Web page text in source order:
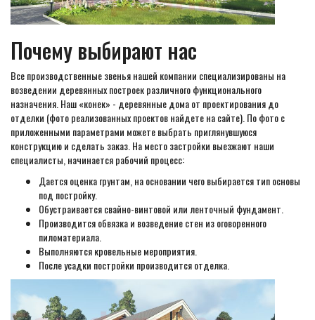
Почему выбирают нас
Все производственные звенья нашей компании специализированы на
возведении деревянных построек различного функционального
назначения. Наш «конек» - деревянные дома от проектирования до
отделки (фото реализованных проектов найдете на сайте). По фото с
приложенными параметрами можете выбрать приглянувшуюся
конструкцию и сделать заказ. На место застройки выезжают наши
специалисты, начинается рабочий процесс:
Дается оценка грунтам, на основании чего выбирается тип основы
под постройку.
Обустраивается свайно-винтовой или ленточный фундамент.
Производится обвязка и возведение стен из оговоренного
пиломатериала.
Выполняются кровельные мероприятия.
После усадки постройки производится отделка.